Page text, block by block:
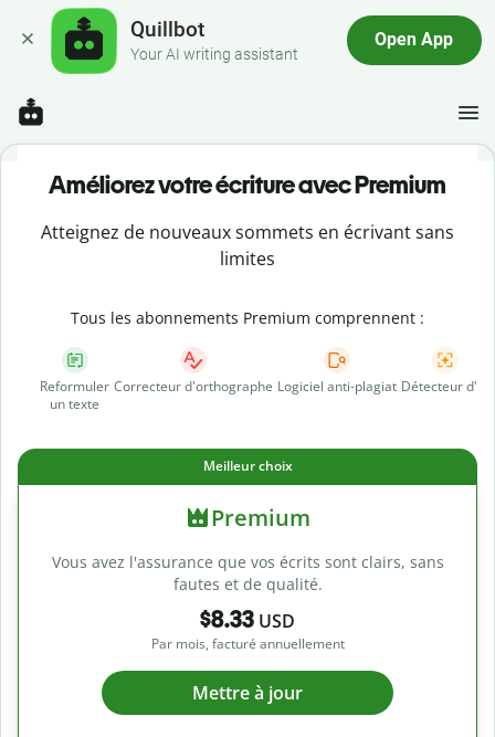
Quillbot
Your AI writing assistant
Open App
Améliorez votre écriture avec Premium
Atteignez de nouveaux sommets en écrivant sans
limites
Tous les abonnements Premium comprennent :
Reformuler
un texte
Correcteur d'orthographe Logiciel anti-plagiat Détecteur d'IA
Meilleur choix
Premium
Vous avez l'assurance que vos écrits sont clairs, sans
fautes et de qualité.
$8.33 USD
Par mois, facturé annuellement
Mettre à jour